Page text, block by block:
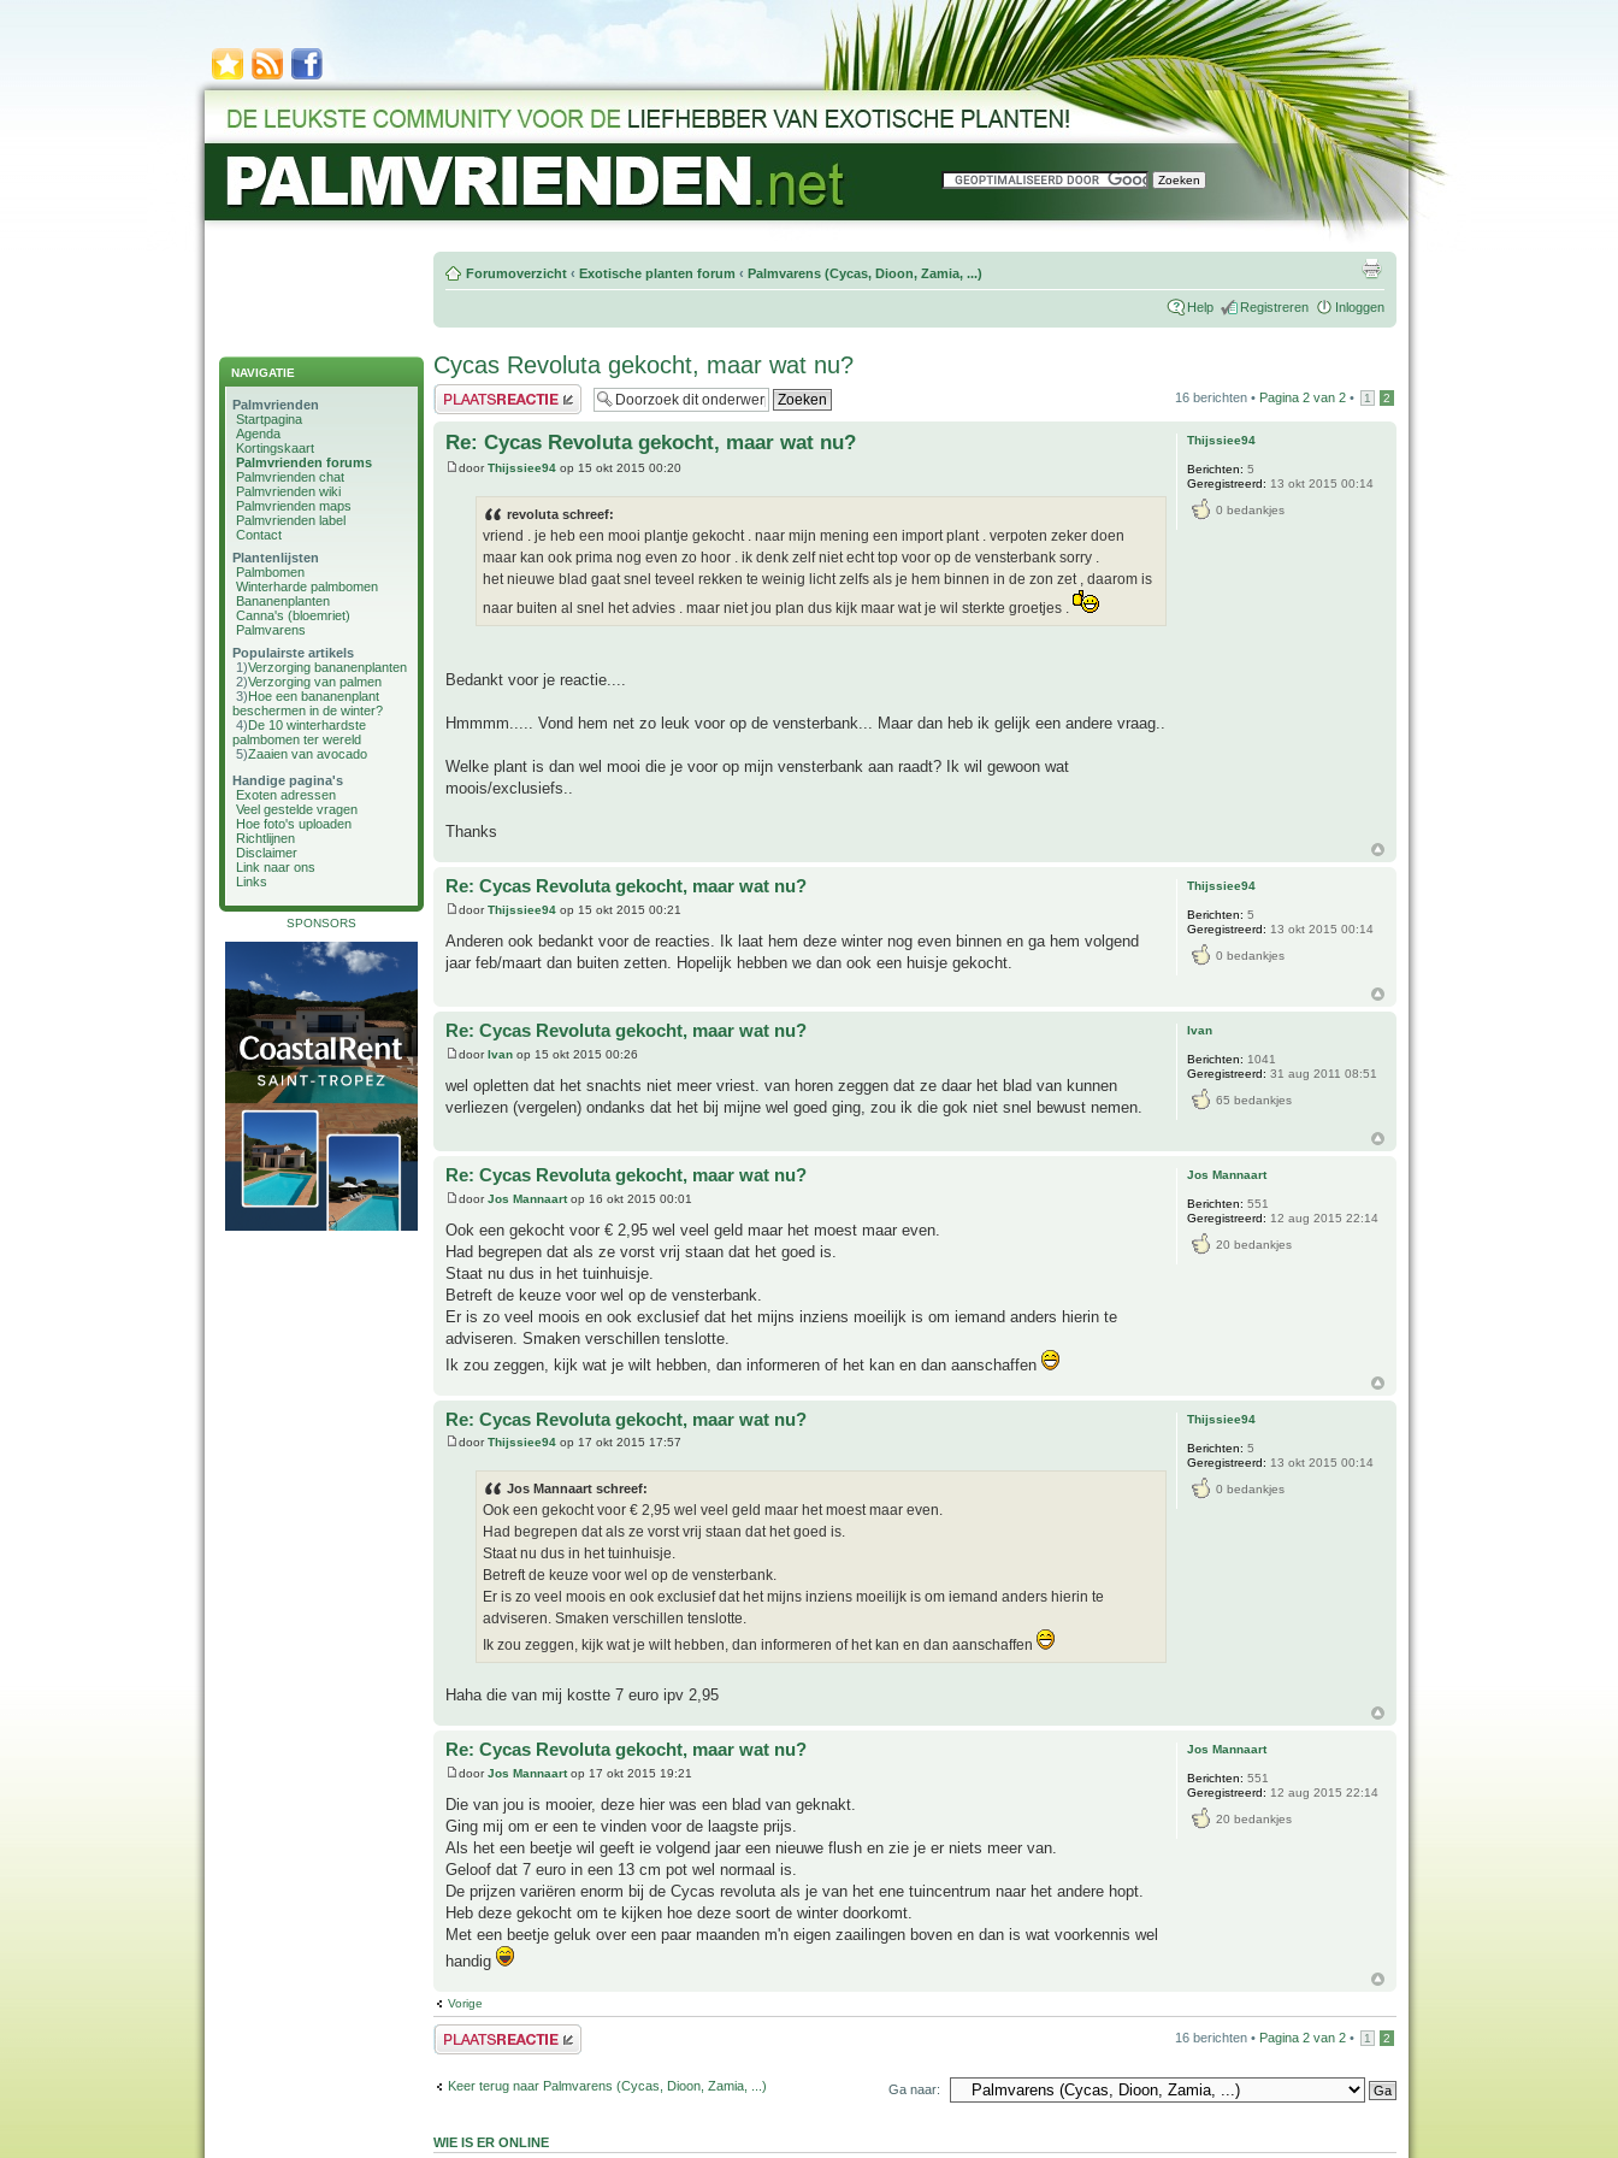
NAVIGATIE
Palmvrienden
Startpagina
Agenda
Kortingskaart
Palmvrienden forums
Palmvrienden chat
Palmvrienden wiki
Palmvrienden maps
Palmvrienden label
Contact
Plantenlijsten
Palmbomen
Winterharde palmbomen
Bananenplanten
Canna's (bloemriet)
Palmvarens
Populairste artikels
1)Verzorging bananenplanten
2)Verzorging van palmen
3)Hoe een bananenplant
beschermen in de winter?
4)De 10 winterhardste
palmbomen ter wereld
5)Zaaien van avocado
Handige pagina's
Exoten adressen
Veel gestelde vragen
Hoe foto's uploaden
Richtlijnen
Disclaimer
Link naar ons
Links
SPONSORS
Forumoverzicht ‹ Exotische planten forum ‹ Palmvarens (Cycas, Dioon, Zamia, ...)
Help Registreren Inloggen
Cycas Revoluta gekocht, maar wat nu?
Plaats een reactie 16 berichten • Pagina 2 van 2 • 1 2
Re: Cycas Revoluta gekocht, maar wat nu?
doorThijssiee94 op 15 okt 2015 00:20
revoluta schreef:
vriend . je heb een mooi plantje gekocht . naar mijn mening een import plant . verpoten zeker doen
maar kan ook prima nog even zo hoor . ik denk zelf niet echt top voor op de vensterbank sorry .
het nieuwe blad gaat snel teveel rekken te weinig licht zelfs als je hem binnen in de zon zet , daarom is
naar buiten al snel het advies . maar niet jou plan dus kijk maar wat je wil sterkte groetjes .
Bedankt voor je reactie....
Hmmmm..... Vond hem net zo leuk voor op de vensterbank... Maar dan heb ik gelijk een andere vraag..
Welke plant is dan wel mooi die je voor op mijn vensterbank aan raadt? Ik wil gewoon wat
moois/exclusiefs..
Thanks
Thijssiee94
Berichten: 5
Geregistreerd: 13 okt 2015 00:14
0 bedankjes
Re: Cycas Revoluta gekocht, maar wat nu?
doorThijssiee94 op 15 okt 2015 00:21
Anderen ook bedankt voor de reacties. Ik laat hem deze winter nog even binnen en ga hem volgend
jaar feb/maart dan buiten zetten. Hopelijk hebben we dan ook een huisje gekocht.
Thijssiee94
Berichten: 5
Geregistreerd: 13 okt 2015 00:14
0 bedankjes
Re: Cycas Revoluta gekocht, maar wat nu?
doorIvan op 15 okt 2015 00:26
wel opletten dat het snachts niet meer vriest. van horen zeggen dat ze daar het blad van kunnen
verliezen (vergelen) ondanks dat het bij mijne wel goed ging, zou ik die gok niet snel bewust nemen.
Ivan
Berichten: 1041
Geregistreerd: 31 aug 2011 08:51
65 bedankjes
Re: Cycas Revoluta gekocht, maar wat nu?
doorJos Mannaartop 16 okt 2015 00:01
Ook een gekocht voor € 2,95 wel veel geld maar het moest maar even.
Had begrepen dat als ze vorst vrij staan dat het goed is.
Staat nu dus in het tuinhuisje.
Betreft de keuze voor wel op de vensterbank.
Er is zo veel moois en ook exclusief dat het mijns inziens moeilijk is om iemand anders hierin te
adviseren. Smaken verschillen tenslotte.
Ik zou zeggen, kijk wat je wilt hebben, dan informeren of het kan en dan aanschaffen
Jos Mannaart
Berichten: 551
Geregistreerd: 12 aug 2015 22:14
20 bedankjes
Re: Cycas Revoluta gekocht, maar wat nu?
doorThijssiee94 op 17 okt 2015 17:57
Jos Mannaart schreef:
Ook een gekocht voor € 2,95 wel veel geld maar het moest maar even.
Had begrepen dat als ze vorst vrij staan dat het goed is.
Staat nu dus in het tuinhuisje.
Betreft de keuze voor wel op de vensterbank.
Er is zo veel moois en ook exclusief dat het mijns inziens moeilijk is om iemand anders hierin te
adviseren. Smaken verschillen tenslotte.
Ik zou zeggen, kijk wat je wilt hebben, dan informeren of het kan en dan aanschaffen
Haha die van mij kostte 7 euro ipv 2,95
Thijssiee94
Berichten: 5
Geregistreerd: 13 okt 2015 00:14
0 bedankjes
Re: Cycas Revoluta gekocht, maar wat nu?
doorJos Mannaartop 17 okt 2015 19:21
Die van jou is mooier, deze hier was een blad van geknakt.
Ging mij om er een te vinden voor de laagste prijs.
Als het een beetje wil geeft ie volgend jaar een nieuwe flush en zie je er niets meer van.
Geloof dat 7 euro in een 13 cm pot wel normaal is.
De prijzen variëren enorm bij de Cycas revoluta als je van het ene tuincentrum naar het andere hopt.
Heb deze gekocht om te kijken hoe deze soort de winter doorkomt.
Met een beetje geluk over een paar maanden m'n eigen zaailingen boven en dan is wat voorkennis wel
handig
Jos Mannaart
Berichten: 551
Geregistreerd: 12 aug 2015 22:14
20 bedankjes
Vorige
Plaats een reactie 16 berichten • Pagina 2 van 2 • 1 2
Keer terug naar Palmvarens (Cycas, Dioon, Zamia, ...) Ga naar:
WIE IS ER ONLINE